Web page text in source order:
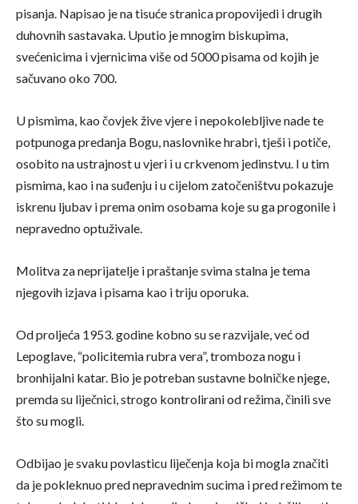
pisanja. Napisao je na tisuće stranica propovijedi i drugih
duhovnih sastavaka. Uputio je mnogim biskupima,
svećenicima i vjernicima više od 5000 pisama od kojih je
sačuvano oko 700.
U pismima, kao čovjek žive vjere i nepokolebljive nade te
potpunoga predanja Bogu, naslovnike hrabri, tješi i potiče,
osobito na ustrajnost u vjeri i u crkvenom jedinstvu. I u tim
pismima, kao i na suđenju i u cijelom zatočeništvu pokazuje
iskrenu ljubav i prema onim osobama koje su ga progonile i
nepravedno optuživale.
Molitva za neprijatelje i praštanje svima stalna je tema
njegovih izjava i pisama kao i triju oporuka.
Od proljeća 1953. godine kobno su se razvijale, već od
Lepoglave, “policitemia rubra vera”, tromboza nogu i
bronhijalni katar. Bio je potreban sustavne bolničke njege,
premda su liječnici, strogo kontrolirani od režima, činili sve
što su mogli.
Odbijao je svaku povlasticu liječenja koja bi mogla značiti
da je pokleknuo pred nepravednim sucima i pred režimom te